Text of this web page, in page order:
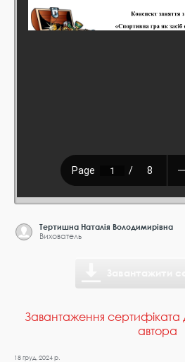
Тертишна Наталія Володимирівна
Вихователь
Завантаження сертифіката
автора
18 груд. 2024 р.